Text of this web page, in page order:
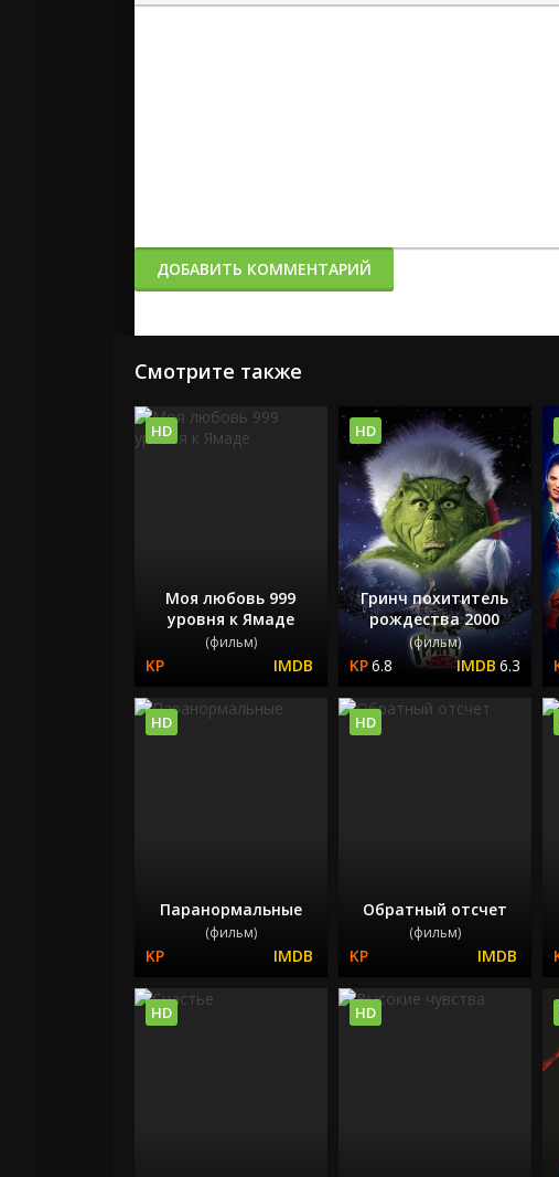
Вставка спойлера
ДОБАВИТЬ КОММЕНТАРИЙ
Смотрите также
Моя любовь 999
уровня к Ямаде
(фильм)
HD
Гринч похититель
рождества 2000
(фильм)
6.8 6.3
HD
Паранормальные
(фильм)
HD
Обратный отсчет
(фильм)
HD
HD HD